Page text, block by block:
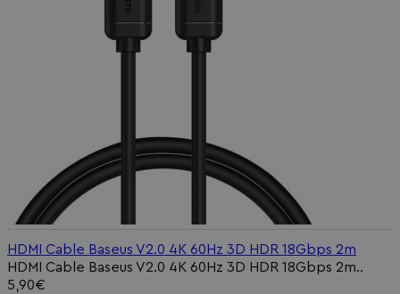
HDMI Cable Baseus V2.0 4K 60Hz 3D HDR 18Gbps 2m
HDMI Cable Baseus V2.0 4K 60Hz 3D HDR 18Gbps 2m..
5,90€